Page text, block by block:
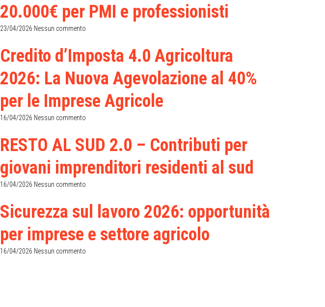
20.000€ per PMI e professionisti
23/04/2026 Nessun commento
Credito d’Imposta 4.0 Agricoltura
2026: La Nuova Agevolazione al 40%
per le Imprese Agricole
16/04/2026 Nessun commento
RESTO AL SUD 2.0 – Contributi per
giovani imprenditori residenti al sud
16/04/2026 Nessun commento
Sicurezza sul lavoro 2026: opportunità
per imprese e settore agricolo
16/04/2026 Nessun commento